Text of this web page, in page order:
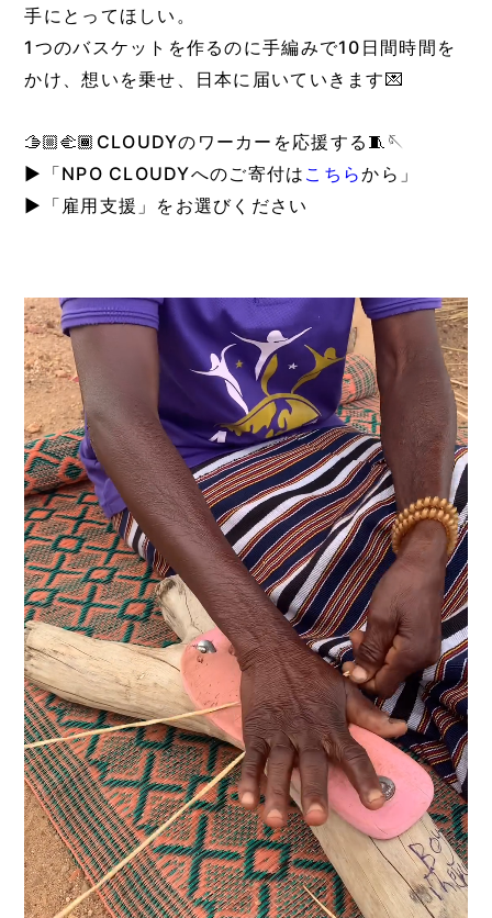
手にとってほしい。
1つのバスケットを作るのに手編みで10日間時間を
かけ、想いを乗せ、日本に届いていきます💌
🫱🏼‍🫲🏾CLOUDYのワーカーを応援する🧵🪡
▶︎「NPO CLOUDYへのご寄付は こちらから」
▶︎「雇用支援」をお選びください